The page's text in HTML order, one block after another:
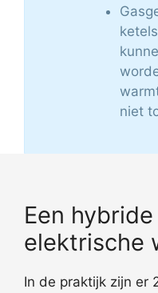
niet
Een
elektrische
In de praktijk zijn er